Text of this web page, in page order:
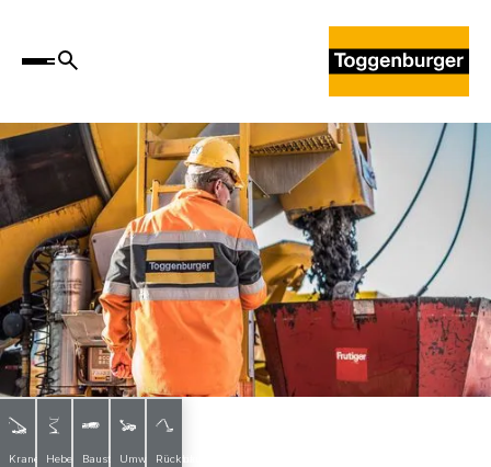
Krane
Hebebühnen
BaustoffeUmwelttechnik
Rückbau